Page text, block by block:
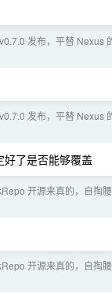
发布，平替 Nexus
发布，平替 Nexus
了是否能够覆盖
开源来真的，自掏
开源来真的，自掏